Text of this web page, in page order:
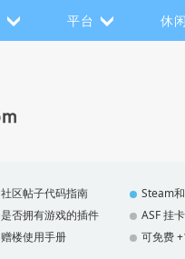
平台 休闲
社区帖子代码指南 Steam
是否拥有游戏的插件 ASF 挂
赠楼使用手册 可免费